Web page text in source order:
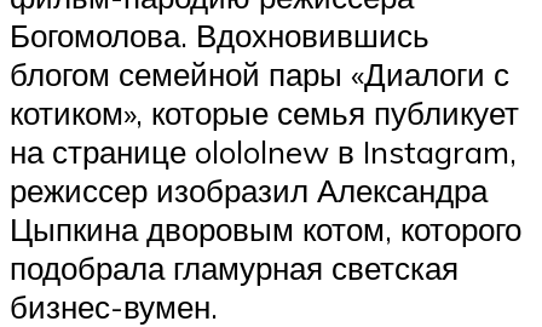
Богомолова. Вдохновившись
блогом семейной пары «Диалоги с
котиком», которые семья публикует
на странице olololnew в Instagram,
режиссер изобразил Александра
Цыпкина дворовым котом, которого
подобрала гламурная светская
бизнес-вумен.